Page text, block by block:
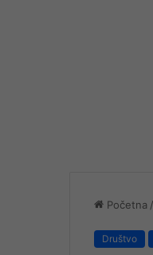
Početna /
Društvo